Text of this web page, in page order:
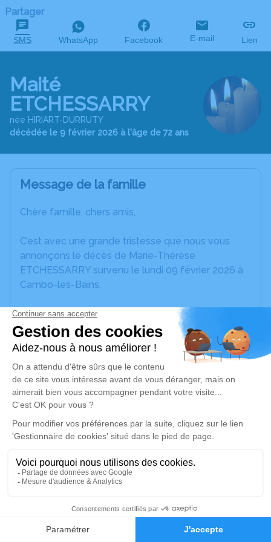
Faire-part Hommages
Partager
SMS WhatsApp Facebook E-mail Lien
Maité
ETCHESSARRY
née HIRIART-DURRUTY
décédée le 9 février 2026 à l'âge de 72 ans
Message de la famille
Chère famille, chers amis,
C’est avec une grande tristesse que nous vous
annonçons le décès de Marie-Thérèse
ETCHESSARRY survenu le lundi 09 février 2026 à
Cambo-les-Bains.
Nous vous invitons à utiliser cet espace pour
laisser vos condoléances, partager des photos
souvenirs, une anecdote ou exprimer vos pensées
à travers des poèmes ou des textes. Cet endroit
est un lieu d'expression dédié à honorer la
mémoire de Marie-Thérèse ETCHESSARRY.
disponible ici.
Je rends hommage
samedi 14 février 2026 à 10h30
Église Notre Dame de l'Assomption de Bidart